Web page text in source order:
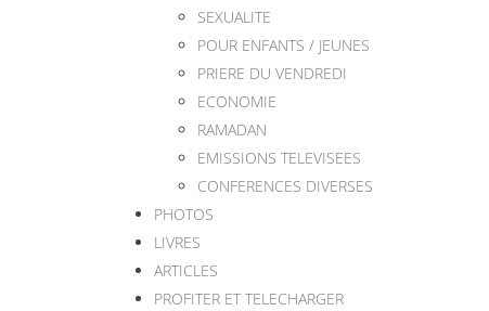
SEXUALITE
POUR ENFANTS / JEUNES
PRIERE DU VENDREDI
ECONOMIE
RAMADAN
EMISSIONS TELEVISEES
CONFERENCES DIVERSES
PHOTOS
LIVRES
ARTICLES
PROFITER ET TELECHARGER